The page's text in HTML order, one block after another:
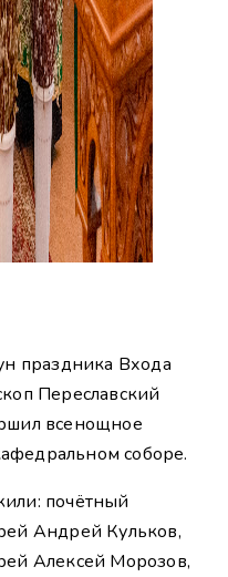
праздника Входа
Переславский
всенощное
соборе.
почётный
Андрей Кульков,
Алексей Морозов,